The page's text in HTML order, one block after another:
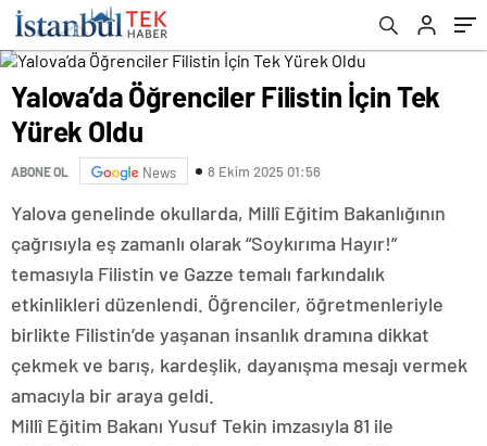
Yalova’da Öğrenciler Filistin İçin Tek
Yürek Oldu
ABONE OL News 8 Ekim 2025 01:56
Yalova genelinde okullarda, Millî Eğitim Bakanlığının
çağrısıyla eş zamanlı olarak “Soykırıma Hayır!”
temasıyla Filistin ve Gazze temalı farkındalık
etkinlikleri düzenlendi. Öğrenciler, öğretmenleriyle
birlikte Filistin’de yaşanan insanlık dramına dikkat
çekmek ve barış, kardeşlik, dayanışma mesajı vermek
amacıyla bir araya geldi.
Millî Eğitim Bakanı Yusuf Tekin imzasıyla 81 ile